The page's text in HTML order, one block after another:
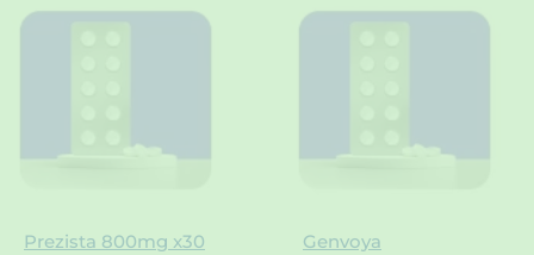
Prezista 800mg x30
Genvoya